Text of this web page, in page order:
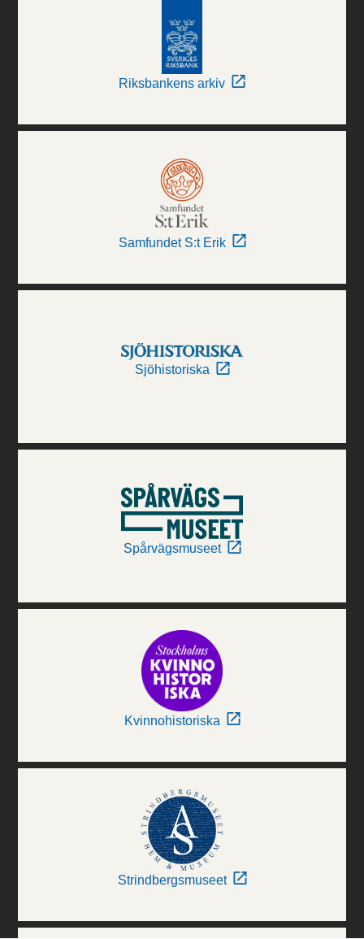
Riksbankens arkiv
Samfundet S:t Erik
Sjöhistoriska
Spårvägsmuseet
Kvinnohistoriska
Strindbergsmuseet